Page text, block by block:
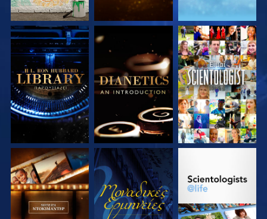
ΕΞΕΡΕΥΝΗΣΤΕ ΤΗ
ΣΕΙΡΑ
ΕΞΕΡΕΥΝΗΣΤΕ ΤΗ
ΣΕΙΡΑ
ΠΑΡΑΚΟΛΟΥΘΗΣΤΕ
ΕΞΕΡΕΥΝΗΣΤΕ ΤΗ
ΣΕΙΡΑ
ΠΑΡΑΚΟΛΟΥΘΗΣΤΕ
ΕΞΕΡΕΥΝΗΣΤΕ ΤΗ